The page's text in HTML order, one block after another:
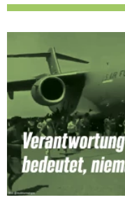
Zur Person
Kontakt
Presse
Termine
Twitter